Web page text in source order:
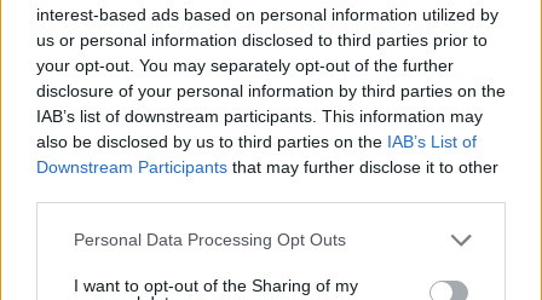
interest-based ads based on personal information utilized by
us or personal information disclosed to third parties prior to
your opt-out. You may separately opt-out of the further
disclosure of your personal information by third parties on the
IAB’s list of downstream participants. This information may
also be disclosed by us to third parties on the IAB’s List of
Downstream Participants that may further disclose it to other
Please note that this website/app uses one or more Google
not limited to your visit or usage behaviour. You may click to
Personal Data Processing Opt Outs
I want to opt-out of the Sharing of my